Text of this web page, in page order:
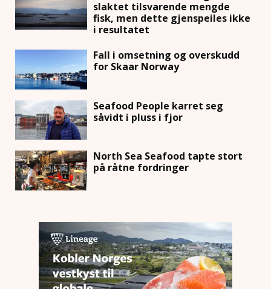
slaktet tilsvarende mengde
fisk, men dette gjenspeiles ikke
i resultatet
Fall i omsetning og overskudd
for Skaar Norway
Seafood People karret seg
såvidt i pluss i fjor
North Sea Seafood tapte stort
på råtne fordringer